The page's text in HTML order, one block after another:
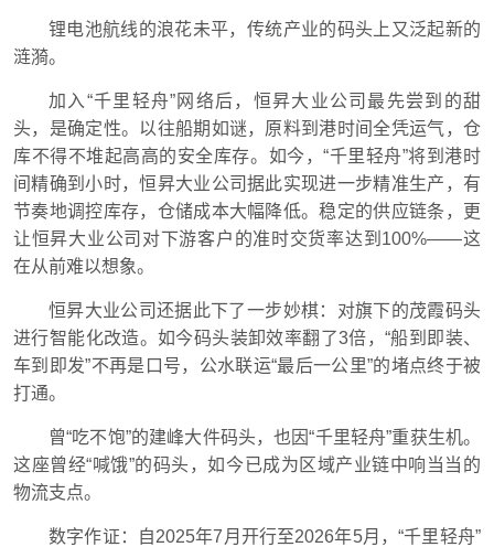
锂电池航线的浪花未平，传统产业的码头上又泛起新的
涟漪。
加入“千里轻舟”网络后，恒昇大业公司最先尝到的甜
头，是确定性。以往船期如谜，原料到港时间全凭运气，仓
库不得不堆起高高的安全库存。如今，“千里轻舟”将到港时
间精确到小时，恒昇大业公司据此实现进一步精准生产，有
节奏地调控库存，仓储成本大幅降低。稳定的供应链条，更
让恒昇大业公司对下游客户的准时交货率达到100%——这
在从前难以想象。
恒昇大业公司还据此下了一步妙棋：对旗下的茂霞码头
进行智能化改造。如今码头装卸效率翻了3倍，“船到即装、
车到即发”不再是口号，公水联运“最后一公里”的堵点终于被
打通。
曾“吃不饱”的建峰大件码头，也因“千里轻舟”重获生机。
这座曾经“喊饿”的码头，如今已成为区域产业链中响当当的
物流支点。
数字作证：自2025年7月开行至2026年5月，“千里轻舟”